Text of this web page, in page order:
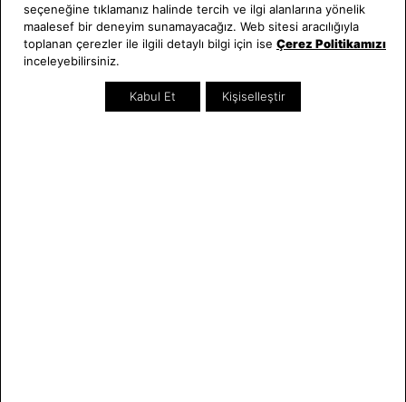
Hakkımızda
Neden Saat ve Saat
Mağazalar
Mağazada Teknik Servis
Erkek Saat
Kadın Saat
Takı & Aksesuar
Kampanyalar
seçeneğine tıklamanız halinde tercih ve ilgi alanlarına yönelik
maalesef bir deneyim sunamayacağız. Web sitesi aracılığıyla
toplanan çerezler ile ilgili detaylı bilgi için ise Çerez Politikamızı
inceleyebilirsiniz.
Kabul Et Kişiselleştir